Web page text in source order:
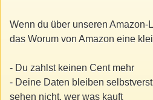
Wenn du über unseren Amazon-
das Worum von Amazon eine
- Du zahlst keinen Cent mehr
- Deine Daten bleiben
sehen nicht, wer was kauft